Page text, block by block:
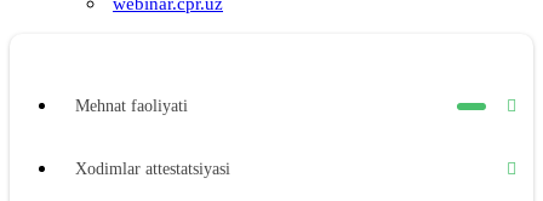
Mehnat faoliyati
Xodimlar attestatsiyasi